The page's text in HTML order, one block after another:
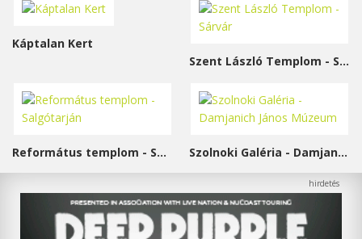
Káptalan Kert
Szent László Templom - Sárvár
Református templom - Salgótarján Szolnoki Galéria - Damjanich János Múzeum